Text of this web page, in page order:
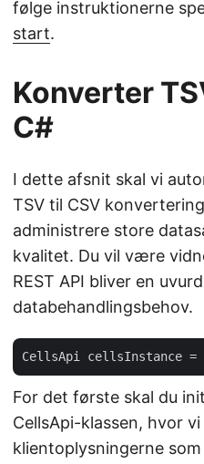
følge instruktionerne
start.
Konverter
C#
I dette afsnit skal vi
TSV til CSV
administrere store
kvalitet. Du vil være
REST API bliver en
databehandlingsbehov.
CellsApi cellsInstance =
For det første skal du
CellsApi-klassen, hvor
klientoplysningerne